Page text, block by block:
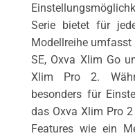
Serie bietet für
Modellreihe umfasst
SE, Oxva Xlim Go
Xlim Pro 2.
besonders für
das Oxva Xlim Pro
Features wie ein